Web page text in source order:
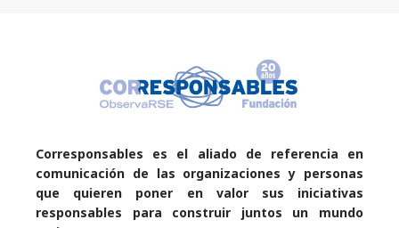
Corresponsables es el aliado de referencia en
comunicación de las organizaciones y personas
que quieren poner en valor sus iniciativas
responsables para construir juntos un mundo